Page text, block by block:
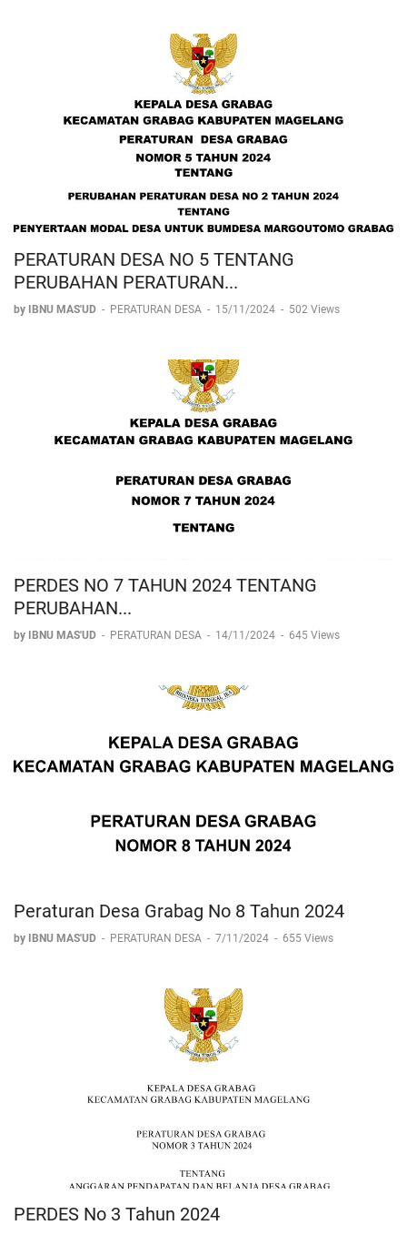
PERATURAN DESA NO 5 TENTANG
PERUBAHAN PERATURAN...
by IBNU MAS'UD - PERATURAN DESA - 15/11/2024 - 502 Views
PERDES NO 7 TAHUN 2024 TENTANG
PERUBAHAN...
by IBNU MAS'UD - PERATURAN DESA - 14/11/2024 - 645 Views
Peraturan Desa Grabag No 8 Tahun 2024
by IBNU MAS'UD - PERATURAN DESA - 7/11/2024 - 655 Views
PERDES No 3 Tahun 2024